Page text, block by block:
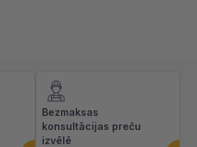
Bezmaksas
konsultācijas preču
izvēlē